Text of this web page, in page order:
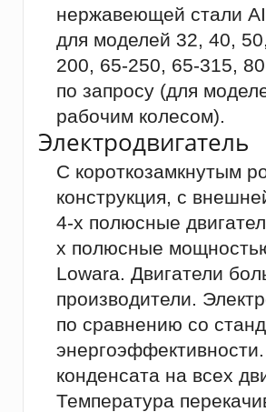
нержавеющей стали
для моделей 32, 40,
200, 65-250, 65-315,
по запросу (для
рабочим колесом).
Электродвигатель
С короткозамкнутым
конструкция, с
4-х полюсные
х полюсные
Lowara. Двигатели
производители.
по сравнению со
конденсата на всех
Температура